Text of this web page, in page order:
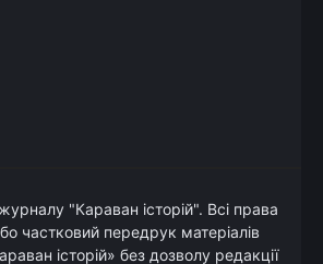
"Караван історій". Всі права
частковий передрук матеріалів
історій» без дозволу редакції